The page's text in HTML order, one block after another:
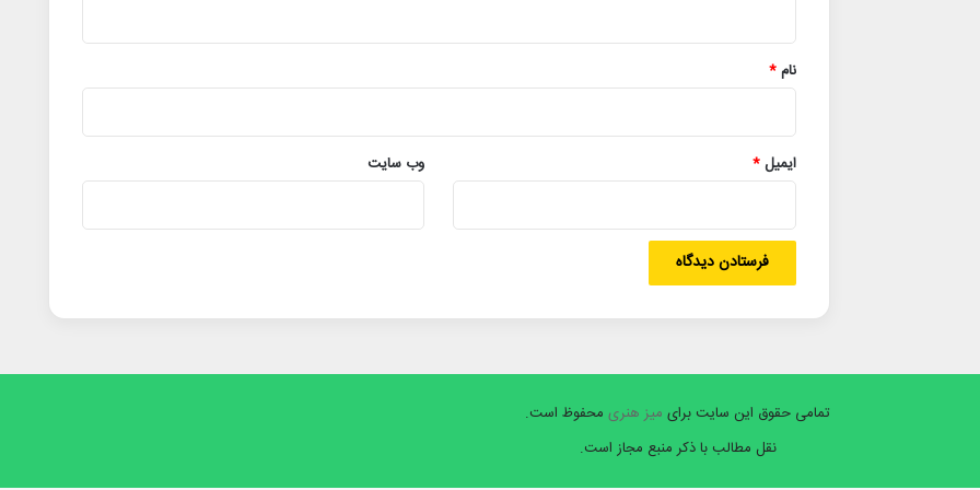
نام*
ایمیل* وب‌ سایت
تمامی حقوق این سایت برای میز هنری محفوظ است.
نقل مطالب با ذکر منبع مجاز است.